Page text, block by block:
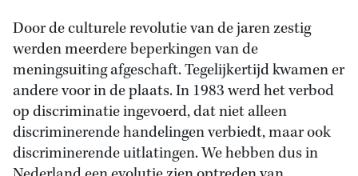
Door de culturele revolutie van de jaren zestig
werden meerdere beperkingen van de
meningsuiting afgeschaft. Tegelijkertijd kwamen er
andere voor in de plaats. In 1983 werd het verbod
op discriminatie ingevoerd, dat niet alleen
discriminerende handelingen verbiedt, maar ook
discriminerende uitlatingen. We hebben dus in